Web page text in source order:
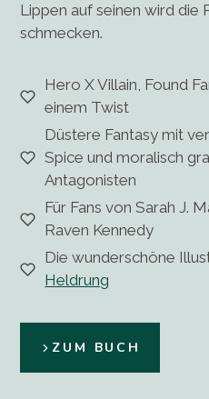
Lippen auf seinen wird die
schmecken.
Hero X Villain, Found
einem Twist
Düstere Fantasy mit
Spice und moralisch
Antagonisten
Für Fans von Sarah J.
Raven Kennedy
Die wunderschöne
Heldrung
ZUM BUCH